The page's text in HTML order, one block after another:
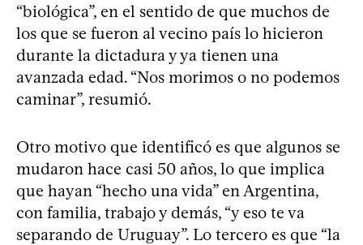
“biológica”, en el sentido de que muchos de
los que se fueron al vecino país lo hicieron
durante la dictadura y ya tienen una
avanzada edad. “Nos morimos o no podemos
caminar”, resumió.
Otro motivo que identificó es que algunos se
mudaron hace casi 50 años, lo que implica
que hayan “hecho una vida” en Argentina,
con familia, trabajo y demás, “y eso te va
separando de Uruguay”. Lo tercero es que “la